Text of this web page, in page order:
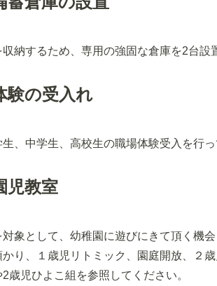
納するため、専用の強固な倉庫を2台設
験の受入れ
、中学生、高校生の職場体験受入を行っ
児教室
対象として、幼稚園に遊びにきて頂く機
り、１歳児リトミック、園庭開放、２歳
歳児ひよこ組を参照してください。